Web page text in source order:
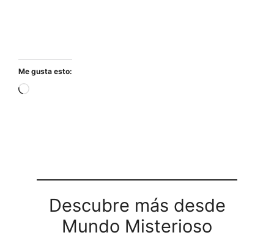
Me gusta esto:
Cargando...
Descubre más desde
Mundo Misterioso